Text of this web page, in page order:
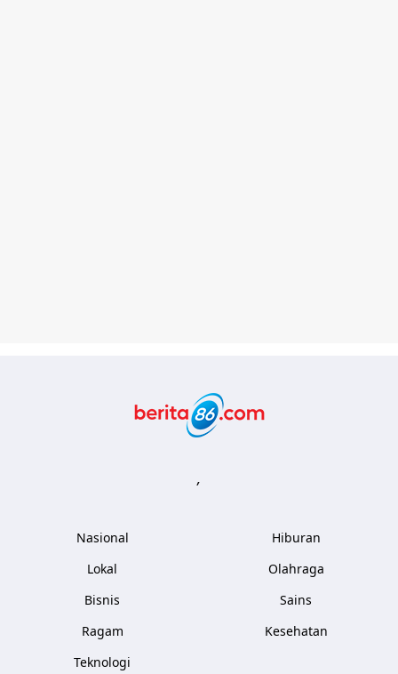
,
Nasional
Lokal
Bisnis
Ragam
Teknologi
Hiburan
Olahraga
Sains
Kesehatan